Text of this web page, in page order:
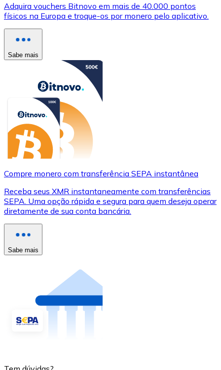
Adquira vouchers Bitnovo em mais de 40.000 pontos
físicos na Europa e troque-os por monero pelo aplicativo.
Sabe mais
Compre monero com transferência SEPA instantânea
Receba seus XMR instantaneamente com transferências
SEPA. Uma opção rápida e segura para quem deseja operar
diretamente de sua conta bancária.
Sabe mais